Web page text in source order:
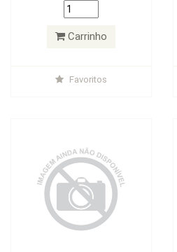
Carrinho
Favoritos